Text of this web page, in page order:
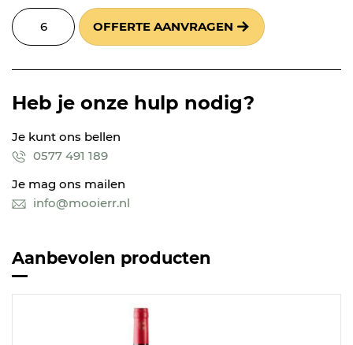
OFFERTE AANVRAGEN
Heb je onze hulp nodig?
Je kunt ons bellen
0577 491 189
Je mag ons mailen
info@mooierr.nl
Aanbevolen producten